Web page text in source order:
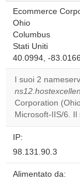
Ecommerce
Ohio
Columbus
Stati Uniti
40.0994, -83.0166
I suoi 2
Corporation
Microsoft-IIS/6. Il
IP:
98.131.90.3
Alimentato da: